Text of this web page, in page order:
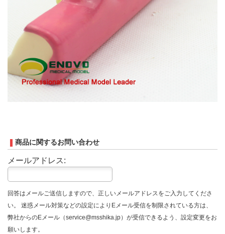
商品に関するお問い合わせ
メールアドレス:
回答はメールご送信しますので、正しいメールアドレスをご入力してくださ
い。 迷惑メール対策などの設定によりEメール受信を制限されている方は、
弊社からのEメール（service@msshika.jp）が受信できるよう、設定変更をお
願いします。